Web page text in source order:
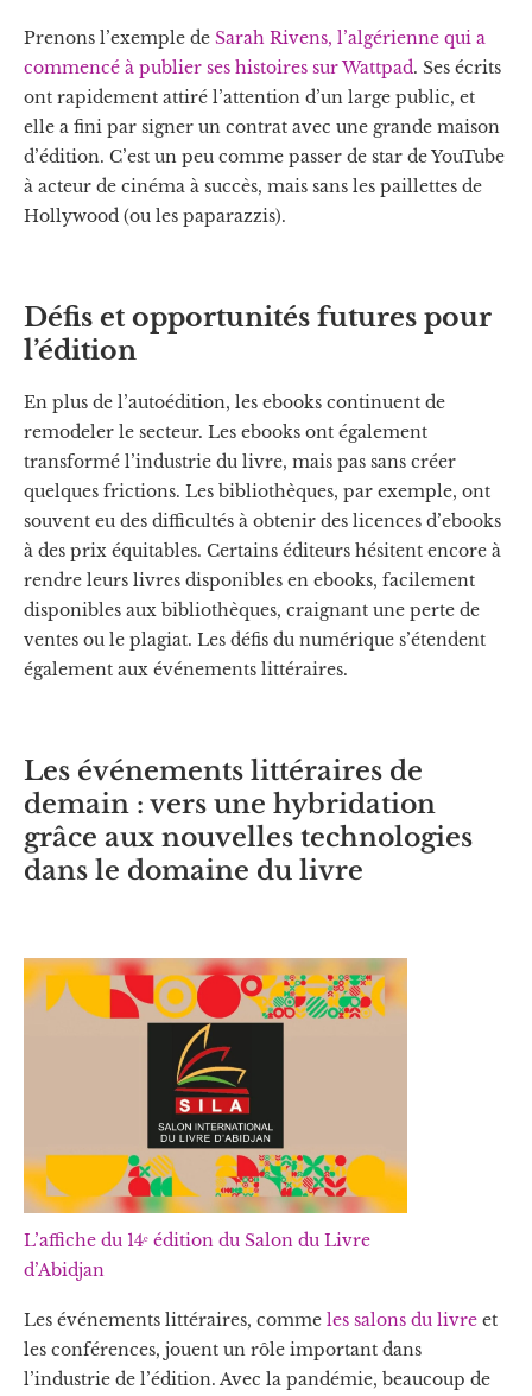
Prenons l’exemple de Sarah Rivens, l’algérienne qui a
commencé à publier ses histoires sur Wattpad. Ses écrits
ont rapidement attiré l’attention d’un large public, et
elle a fini par signer un contrat avec une grande maison
d’édition. C’est un peu comme passer de star de YouTube
à acteur de cinéma à succès, mais sans les paillettes de
Hollywood (ou les paparazzis).
Défis et opportunités futures pour
l’édition
En plus de l’autoédition, les ebooks continuent de
remodeler le secteur. Les ebooks ont également
transformé l’industrie du livre, mais pas sans créer
quelques frictions. Les bibliothèques, par exemple, ont
souvent eu des difficultés à obtenir des licences d’ebooks
à des prix équitables. Certains éditeurs hésitent encore à
rendre leurs livres disponibles en ebooks, facilement
disponibles aux bibliothèques, craignant une perte de
ventes ou le plagiat. Les défis du numérique s’étendent
également aux événements littéraires.
Les événements littéraires de
demain : vers une hybridation
grâce aux nouvelles technologies
dans le domaine du livre
L’affiche du 14ᵉ édition du Salon du Livre
d’Abidjan
Les événements littéraires, comme les salons du livre et
les conférences, jouent un rôle important dans
l’industrie de l’édition. Avec la pandémie, beaucoup de